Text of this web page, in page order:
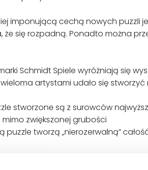
imponującą cechą nowych puzzli
się rozpadną. Ponadto można
marki Schmidt Spiele wyróżniają się
artystami udało się
stworzone są z surowców
zwiększonej grubości
tworzą „nierozerwalną”
mm.